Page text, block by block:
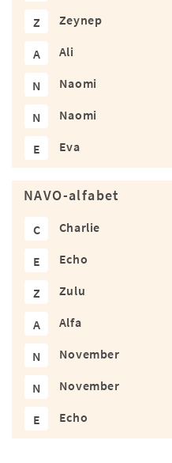
Z Zeynep
A Ali
N Naomi
N Naomi
E Eva
NAVO-alfabet
C Charlie
E Echo
Z Zulu
A Alfa
N November
N November
E Echo